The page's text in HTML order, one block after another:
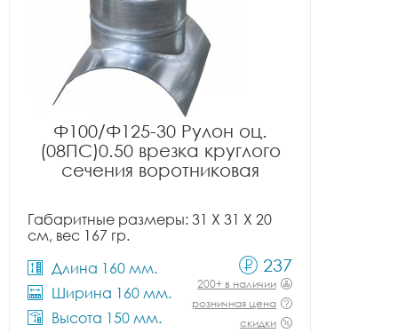
Ф100/Ф125-30 Рулон оц.
(08ПС)0.50 врезка круглого
сечения воротниковая
Габаритные размеры: 31 X 31 X 20
см, вес 167 гр.
Длина 160 мм.
Ширина 160 мм.
Высота 150 мм.
237
200+ в наличии
розничная цена
скидки